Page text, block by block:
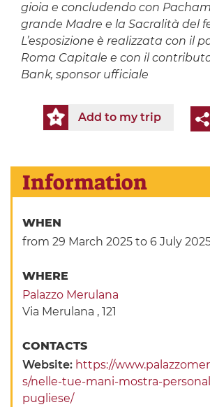
gioia e concludendo con
grande Madre e la Sacralità del
L’esposizione è realizzata con il
Roma Capitale e con il
Bank, sponsor ufficiale
Add to my trip
Information
WHEN
from 29 March 2025 to 6 July
WHERE
Palazzo Merulana
Via Merulana , 121
CONTACTS
Website: https://
s/nelle-tue-mani-mostra-
pugliese/